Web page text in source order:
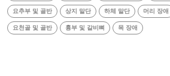
요추부 및 골반 상지 말단 하체 말단 머리 장애
요천골 및 골반 흉부 및 갈비뼈 목 장애